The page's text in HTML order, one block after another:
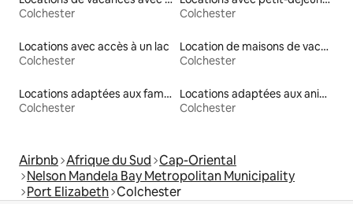
Colchester
Colchester
Locations avec accès à un lac
Colchester
Location de maisons de vacances
Colchester
Locations adaptées aux familles
Colchester
Locations adaptées aux animaux
Colchester
Airbnb Afrique du Sud Cap-Oriental
Nelson Mandela Bay Metropolitan Municipality
Port Elizabeth Colchester